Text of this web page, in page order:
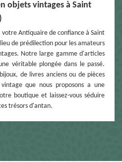
objets vintages à Saint
Antiquaire de confiance à Saint
de prédilection pour les amateurs
Notre large gamme d'articles
véritable plongée dans le passé.
de livres anciens ou de pièces
que nous proposons a une
boutique et laissez-vous séduire
trésors d'antan.